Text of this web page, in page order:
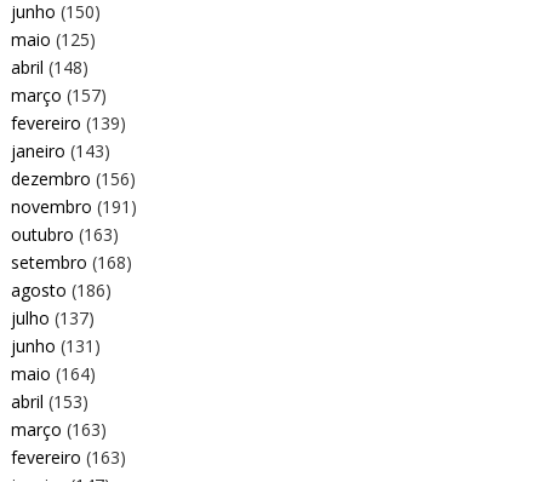
junho (150)
maio (125)
abril (148)
março (157)
fevereiro (139)
janeiro (143)
dezembro (156)
novembro (191)
outubro (163)
setembro (168)
agosto (186)
julho (137)
junho (131)
maio (164)
abril (153)
março (163)
fevereiro (163)